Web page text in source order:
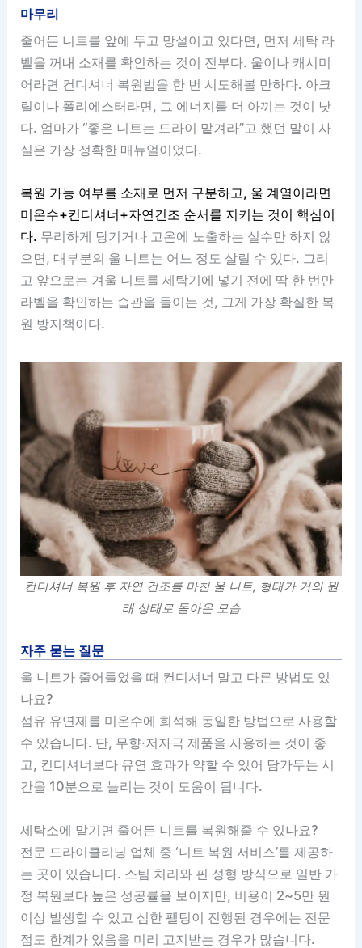
마무리
줄어든 니트를 앞에 두고 망설이고 있다면, 먼저 세탁 라
벨을 꺼내 소재를 확인하는 것이 전부다. 울이나 캐시미
어라면 컨디셔너 복원법을 한 번 시도해볼 만하다. 아크
릴이나 폴리에스터라면, 그 에너지를 더 아끼는 것이 낫
다. 엄마가 “좋은 니트는 드라이 맡겨라”고 했던 말이 사
실은 가장 정확한 매뉴얼이었다.
복원 가능 여부를 소재로 먼저 구분하고, 울 계열이라면
미온수+컨디셔너+자연건조 순서를 지키는 것이 핵심이
다. 무리하게 당기거나 고온에 노출하는 실수만 하지 않
으면, 대부분의 울 니트는 어느 정도 살릴 수 있다. 그리
고 앞으로는 겨울 니트를 세탁기에 넣기 전에 딱 한 번만
라벨을 확인하는 습관을 들이는 것, 그게 가장 확실한 복
원 방지책이다.
컨디셔너 복원 후 자연 건조를 마친 울 니트, 형태가 거의 원
래 상태로 돌아온 모습
자주 묻는 질문
울 니트가 줄어들었을 때 컨디셔너 말고 다른 방법도 있
나요?
섬유 유연제를 미온수에 희석해 동일한 방법으로 사용할
수 있습니다. 단, 무향·저자극 제품을 사용하는 것이 좋
고, 컨디셔너보다 유연 효과가 약할 수 있어 담가두는 시
간을 10분으로 늘리는 것이 도움이 됩니다.
세탁소에 맡기면 줄어든 니트를 복원해줄 수 있나요?
전문 드라이클리닝 업체 중 ‘니트 복원 서비스’를 제공하
는 곳이 있습니다. 스팀 처리와 핀 성형 방식으로 일반 가
정 복원보다 높은 성공률을 보이지만, 비용이 2~5만 원
이상 발생할 수 있고 심한 펠팅이 진행된 경우에는 전문
점도 한계가 있음을 미리 고지받는 경우가 많습니다.